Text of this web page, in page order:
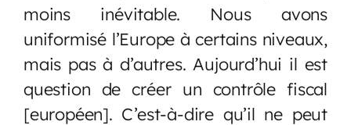
moins inévitable. Nous avons
uniformisé l’Europe à certains niveaux,
mais pas à d’autres. Aujourd’hui il est
question de créer un contrôle fiscal
[européen]. C’est-à-dire qu’il ne peut